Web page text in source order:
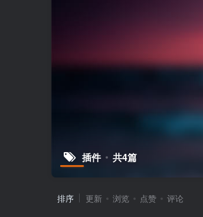
插件 共4篇
排序 更新 浏览 点赞 评论